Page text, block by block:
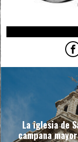
La iglesia de
campana